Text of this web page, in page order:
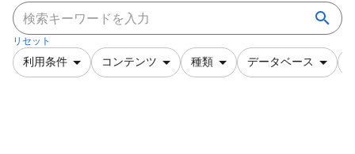
リセット
利用条件 コンテンツ 種類 データベース